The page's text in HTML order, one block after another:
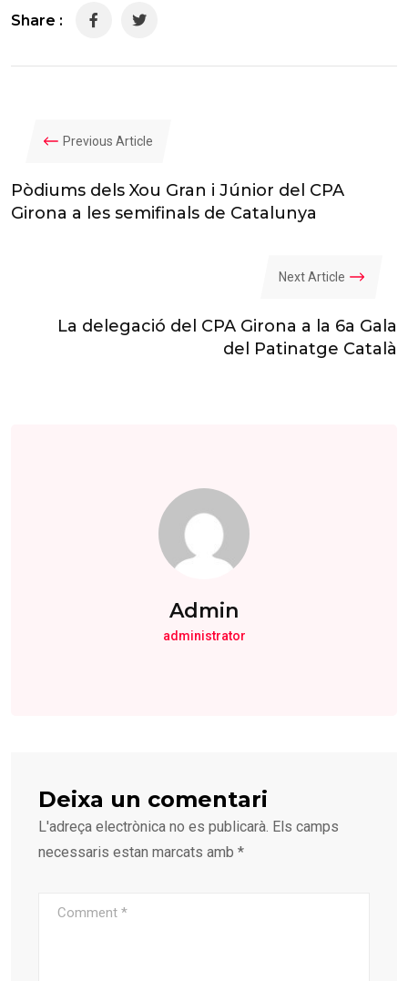
Share :
Previous Article
Pòdiums dels Xou Gran i Júnior del CPA
Girona a les semifinals de Catalunya
Next Article
La delegació del CPA Girona a la 6a Gala
del Patinatge Català
Admin
administrator
Deixa un comentari
L'adreça electrònica no es publicarà. Els camps
necessaris estan marcats amb *